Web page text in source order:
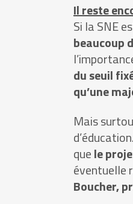
Il reste
Si la SNE
beaucoup
du seuil
qu’une
Mais
quele
éventuelle
Boucher,